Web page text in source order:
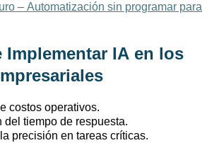
– Automatización sin programar para
Implementar IA en los
costos operativos.
del tiempo de respuesta.
precisión en tareas críticas.